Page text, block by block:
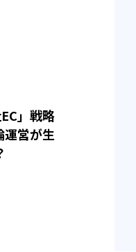
」戦略
運営が生